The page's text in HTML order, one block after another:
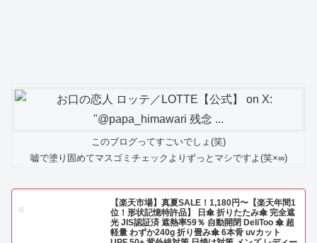
このブログってすごいでしょ(笑)
嘘で塗り固めてマスゴミチェックよりずっとマシですよ(笑×∞)
【楽天市場】真夏SALE！1,180円〜【楽天年間1
位！形状記憶特許品】 日傘 折りたたみ傘 完全遮
光 JIS認証済 遮熱率59％ 自動開閉 DeliToo 傘 超
軽量 わずか240g 折り畳み傘 6本骨 uvカット